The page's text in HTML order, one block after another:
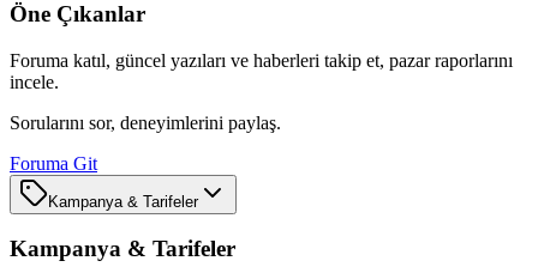
Öne Çıkanlar
Foruma katıl, güncel yazıları ve haberleri takip et, pazar raporlarını
incele.
Sorularını sor, deneyimlerini paylaş.
Foruma Git
Kampanya & Tarifeler
Kampanya & Tarifeler